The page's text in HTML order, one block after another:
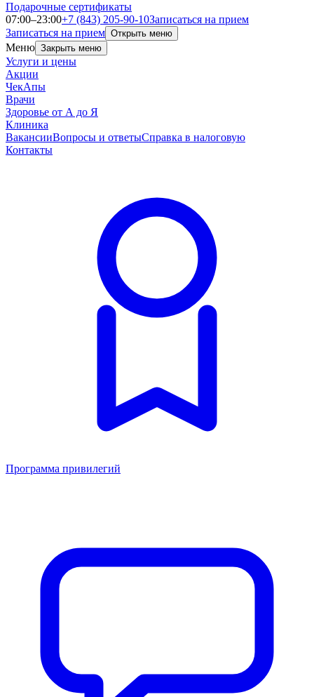
Подарочные сертификаты
07:00–23:00+7 (843) 205-90-10Записаться на прием
Записаться на прием Открыть меню
Меню Закрыть меню
Услуги и цены
Акции
ЧекАпы
Врачи
Здоровье от А до Я
Клиника
ВакансииВопросы и ответыСправка в налоговую
Контакты
Программа привилегий